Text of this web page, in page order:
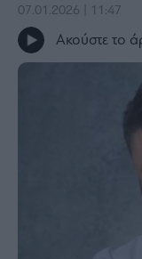
My
Story
Media
Mononews2030
07.01.2026 | 11:47
Ακούστε το